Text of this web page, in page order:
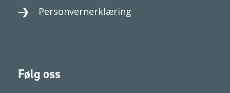
Personvernerklæring
Følg oss